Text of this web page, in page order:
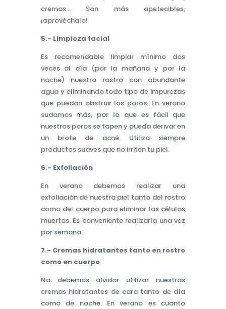
cremas… Son más apetecibles,
¡aprovéchalo!
5.- Limpieza facial
Es recomendable limpiar mínimo dos
veces al día (por la mañana y por la
noche) nuestro rostro con abundante
agua y eliminando todo tipo de impurezas
que puedan obstruir los poros. En verano
sudamos más, por lo que es fácil que
nuestros poros se tapen y pueda derivar en
un brote de acné. Utiliza siempre
productos suaves que no irriten tu piel.
6.- Exfoliación
En verano debemos realizar una
exfoliación de nuestra piel tanto del rostro
como del cuerpo para eliminar las células
muertas. Es conveniente realizarla una vez
por semana.
7.- Cremas hidratantes tanto en rostro
como en cuerpo
No debemos olvidar utilizar nuestras
cremas hidratantes de cara tanto de día
como de noche. En verano es cuanto